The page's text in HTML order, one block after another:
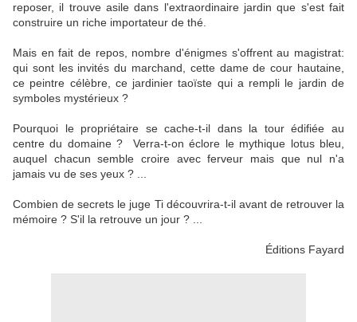
reposer, il trouve asile dans l'extraordinaire jardin que s'est fait
construire un riche importateur de thé.
Mais en fait de repos, nombre d'énigmes s'offrent au magistrat:
qui sont les invités du marchand, cette dame de cour hautaine,
ce peintre célèbre, ce jardinier taoïste qui a rempli le jardin de
symboles mystérieux ?
Pourquoi le propriétaire se cache-t-il dans la tour édifiée au
centre du domaine ? Verra-t-on éclore le mythique lotus bleu,
auquel chacun semble croire avec ferveur mais que nul n'a
jamais vu de ses yeux ? ...
Combien de secrets le juge Ti découvrira-t-il avant de retrouver la
mémoire ? S'il la retrouve un jour ? ...
Éditions Fayard